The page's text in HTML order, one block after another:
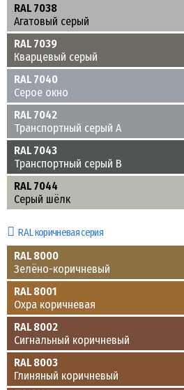
RAL 7038
Агатовый серый
RAL 7039
Кварцевый серый
RAL 7040
Серое окно
RAL 7042
Транспортный серый A
RAL 7043
Транспортный серый B
RAL 7044
Серый шёлк
RAL коричневая серия
RAL 8000
Зелёно-коричневый
RAL 8001
Охра коричневая
RAL 8002
Сигнальный коричневый
RAL 8003
Глиняный коричневый